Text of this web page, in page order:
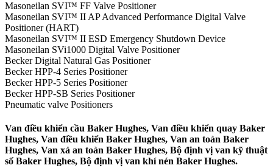
Masoneilan SVI™ FF Valve Positioner
Masoneilan SVI™ II AP Advanced Performance Digital Valve
Positioner (HART)
Masoneilan SVI™ II ESD Emergency Shutdown Device
Masoneilan SVi1000 Digital Valve Positioner
Becker Digital Natural Gas Positioner
Becker HPP-4 Series Positioner
Becker HPP-5 Series Positioner
Becker HPP-SB Series Positioner
Pneumatic valve Positioners
Van điều khiển cầu Baker Hughes, Van điều khiển quay Baker
Hughes, Van điều khiển Baker Hughes, Van an toàn Baker
Hughes, Van xả an toàn Baker Hughes, Bộ định vị van kỹ thuật
số Baker Hughes, Bộ định vị van khí nén Baker Hughes.